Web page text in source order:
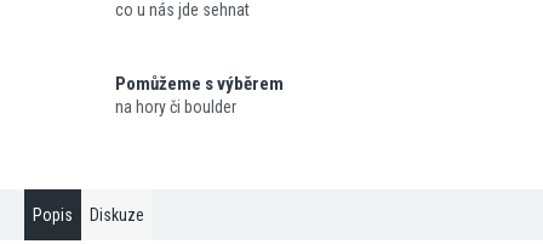
co u nás jde sehnat
Pomůžeme s výběrem
na hory či boulder
Popis Diskuze